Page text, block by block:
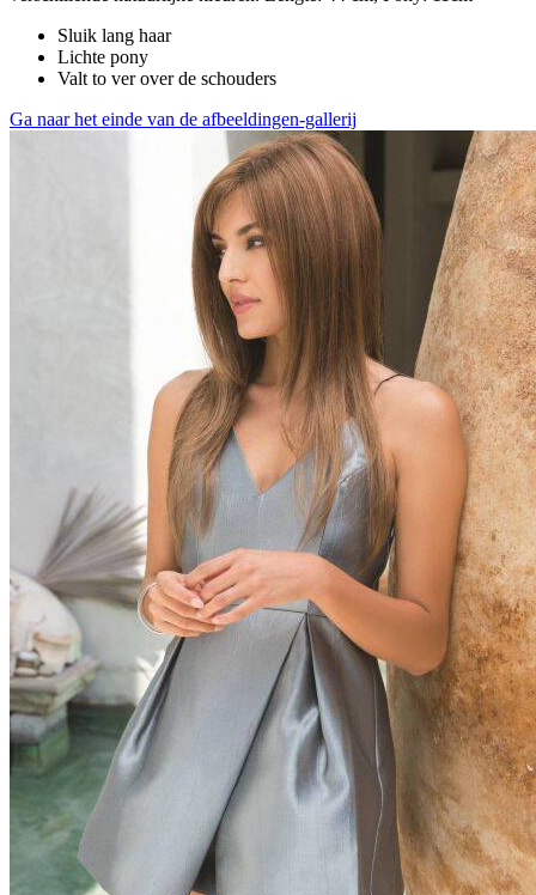
Sluik lang haar
Lichte pony
Valt to ver over de schouders
Ga naar het einde van de afbeeldingen-gallerij